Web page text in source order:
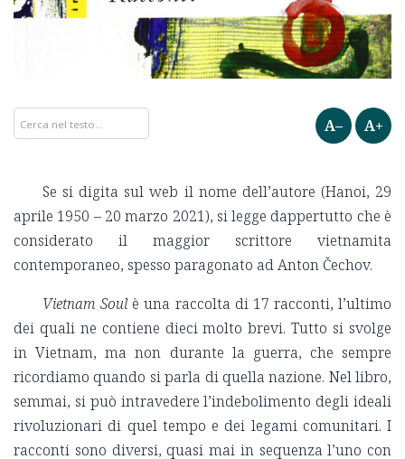
A– A+
Se si digita sul web il nome dell’autore (Hanoi, 29
aprile 1950 – 20 marzo 2021), si legge dappertutto che è
considerato il maggior scrittore vietnamita
contemporaneo, spesso paragonato ad Anton Čechov.
Vietnam Soul è una raccolta di 17 racconti, l’ultimo
dei quali ne contiene dieci molto brevi. Tutto si svolge
in Vietnam, ma non durante la guerra, che sempre
ricordiamo quando si parla di quella nazione. Nel libro,
semmai, si può intravedere l’indebolimento degli ideali
rivoluzionari di quel tempo e dei legami comunitari. I
racconti sono diversi, quasi mai in sequenza l’uno con